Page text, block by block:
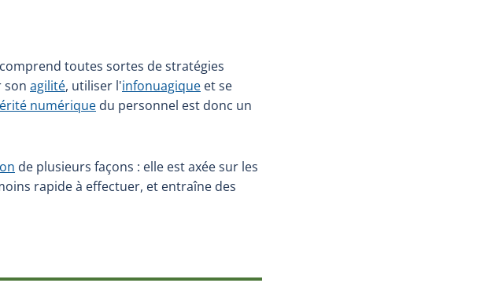
toutes sortes de stratégies
son agilité, utiliser l'infonuagique et se
numérique du personnel est donc un
de plusieurs façons : elle est axée sur les
rapide à effectuer, et entraîne des